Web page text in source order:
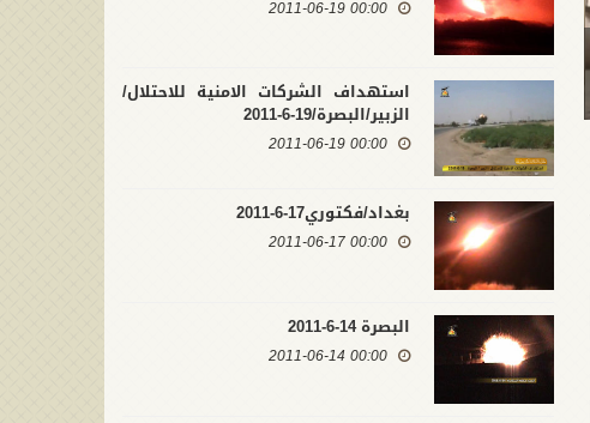
قصف عصابات داعش بصواريخ البتار
شمال تكريت
00:00 2015-03-15
00:00 2011-06-19
استهداف الشركات الامنية للاحتلال/
الزبير/البصرة/19-6-2011
00:00 2011-06-19
بغداد/فكتوري17-6-2011
00:00 2011-06-17
البصرة 14-6-2011
00:00 2011-06-14